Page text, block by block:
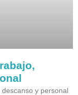
y personal